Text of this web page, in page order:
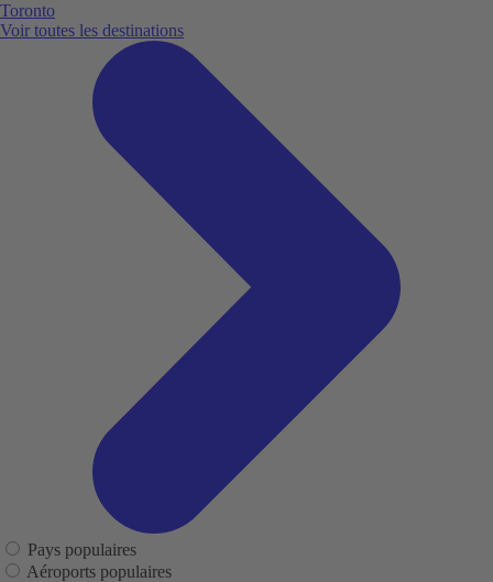
Toronto
Voir toutes les destinations
Pays populaires
Aéroports populaires